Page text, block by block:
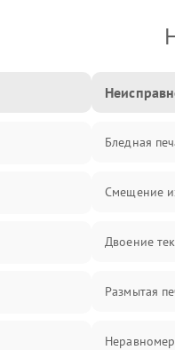
Бледная
Смещение
Двоение
Размытая